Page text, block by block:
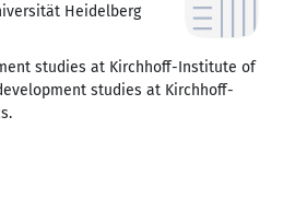
Heidelberg
studies at Kirchhoff-Institute of
studies at Kirchhoff-